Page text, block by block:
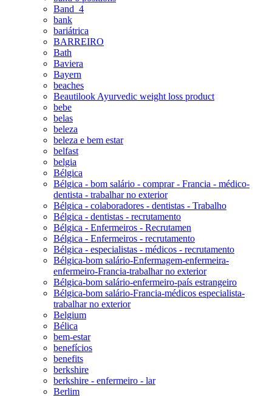
Band_4
bank
bariátrica
BARREIRO
Bath
Baviera
Bayern
beaches
Beautilook Ayurvedic weight loss product
bebe
belas
beleza
beleza e bem estar
belfast
belgia
Bélgica
Bélgica - bom salário - comprar - Francia - médico-
dentista - trabalhar no exterior
Bélgica - colaboradores - dentistas - Trabalho
Bélgica - dentistas - recrutamento
Bélgica - Enfermeiros - Recrutamen
Bélgica - Enfermeiros - recrutamento
Bélgica - especialistas - médicos - recrutamento
Bélgica-bom salário-Enfermagem-enfermeira-
enfermeiro-Francia-trabalhar no exterior
Bélgica-bom salário-enfermeiro-país estrangeiro
Bélgica-bom salário-Francia-médicos especialista-
trabalhar no exterior
Belgium
Bélica
bem-estar
benefícios
benefits
berkshire
berkshire - enfermeiro - lar
Berlim